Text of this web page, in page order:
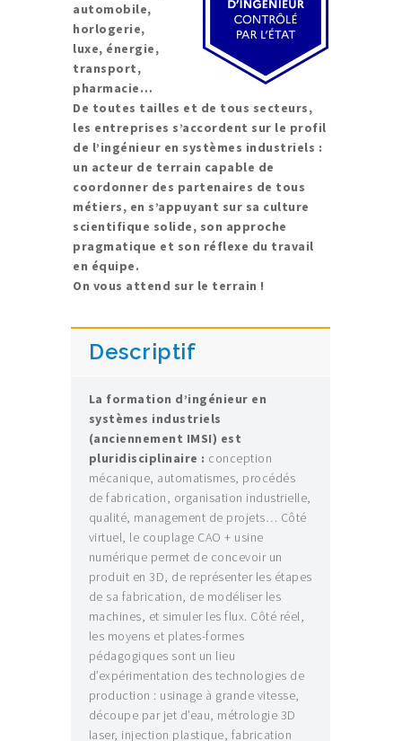
automobile,
horlogerie,
luxe, énergie,
transport,
pharmacie…
De toutes tailles et de tous secteurs,
les entreprises s’accordent sur le profil
de l’ingénieur en systèmes industriels :
un acteur de terrain capable de
coordonner des partenaires de tous
métiers, en s’appuyant sur sa culture
scientifique solide, son approche
pragmatique et son réflexe du travail
en équipe.
On vous attend sur le terrain !
Descriptif
La formation d’ingénieur en
systèmes industriels
(anciennement IMSI) est
pluridisciplinaire : conception
mécanique, automatismes, procédés
de fabrication, organisation industrielle,
qualité, management de projets… Côté
virtuel, le couplage CAO + usine
numérique permet de concevoir un
produit en 3D, de représenter les étapes
de sa fabrication, de modéliser les
machines, et simuler les flux. Côté réel,
les moyens et plates-formes
pédagogiques sont un lieu
d’expérimentation des technologies de
production : usinage à grande vitesse,
découpe par jet d’eau, métrologie 3D
laser, injection plastique, fabrication